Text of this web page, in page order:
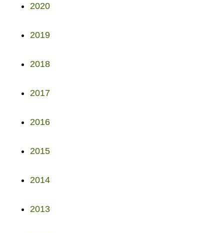
2020
2019
2018
2017
2016
2015
2014
2013